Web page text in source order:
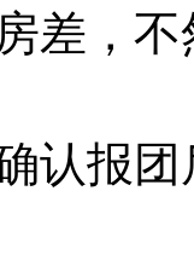
差，
认报